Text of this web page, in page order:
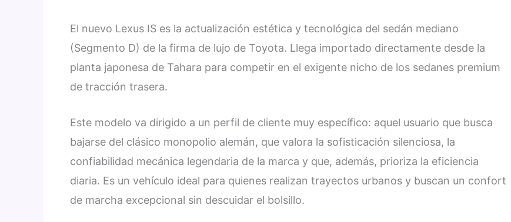
El nuevo Lexus IS es la actualización estética y tecnológica del sedán mediano
(Segmento D) de la firma de lujo de Toyota. Llega importado directamente desde la
planta japonesa de Tahara para competir en el exigente nicho de los sedanes premium
de tracción trasera.
Este modelo va dirigido a un perfil de cliente muy específico: aquel usuario que busca
bajarse del clásico monopolio alemán, que valora la sofisticación silenciosa, la
confiabilidad mecánica legendaria de la marca y que, además, prioriza la eficiencia
diaria. Es un vehículo ideal para quienes realizan trayectos urbanos y buscan un confort
de marcha excepcional sin descuidar el bolsillo.